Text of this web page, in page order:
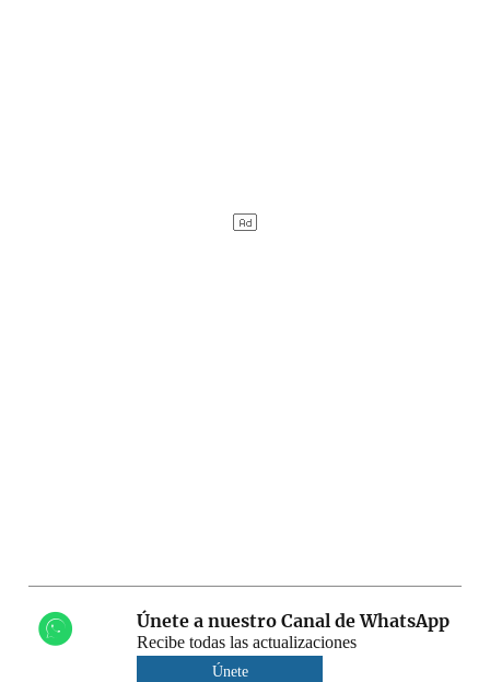
Únete a nuestro Canal de WhatsApp
Recibe todas las actualizaciones
Únete